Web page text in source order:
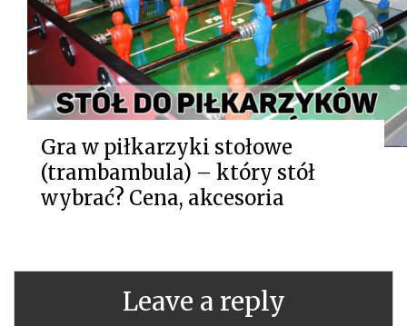
Gra w piłkarzyki stołowe
(trambambula) – który stół
wybrać? Cena, akcesoria
Leave a reply